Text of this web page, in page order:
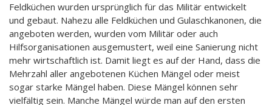
Feldküchen wurden ursprünglich für das Militär entwickelt
und gebaut. Nahezu alle Feldküchen und Gulaschkanonen, die
angeboten werden, wurden vom Militär oder auch
Hilfsorganisationen ausgemustert, weil eine Sanierung nicht
mehr wirtschaftlich ist. Damit liegt es auf der Hand, dass die
Mehrzahl aller angebotenen Küchen Mängel oder meist
sogar starke Mängel haben. Diese Mängel können sehr
vielfältig sein. Manche Mängel würde man auf den ersten